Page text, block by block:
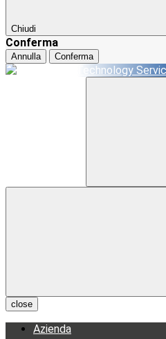
Chiudi
Conferma
Annulla Conferma
close
Azienda